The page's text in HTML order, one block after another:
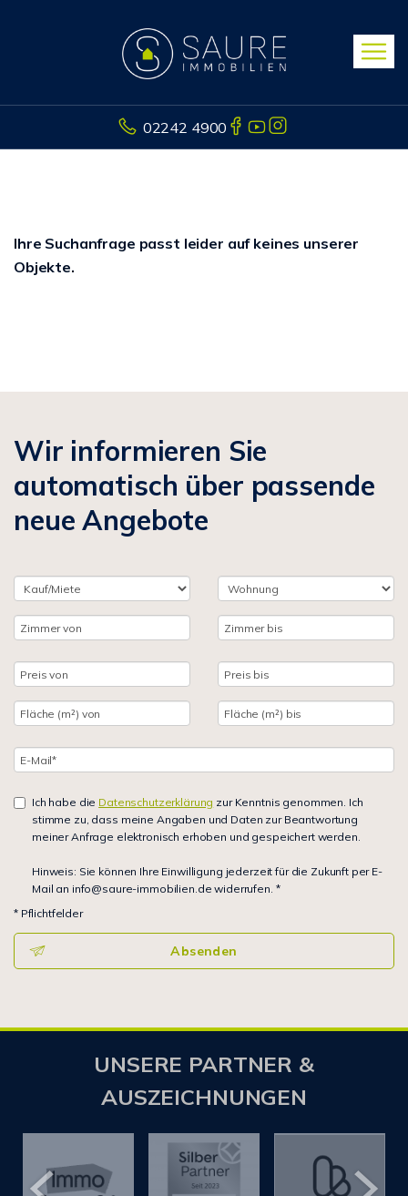
02242 4900
Ihre Suchanfrage passt leider auf keines unserer
Objekte.
Wir informieren Sie
automatisch über passende
neue Angebote
Ich habe die Datenschutzerklärung zur Kenntnis genommen. Ich
stimme zu, dass meine Angaben und Daten zur Beantwortung
meiner Anfrage elektronisch erhoben und gespeichert werden.
Hinweis: Sie können Ihre Einwilligung jederzeit für die Zukunft per E-
Mail an info@saure-immobilien.de widerrufen. *
* Pflichtfelder
Absenden
UNSERE PARTNER &
AUSZEICHNUNGEN